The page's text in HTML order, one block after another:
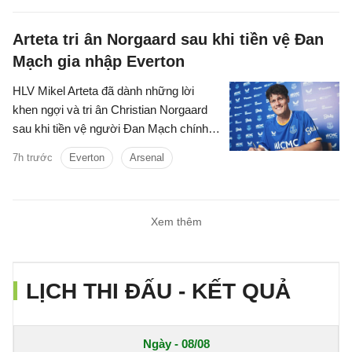
buổi kiểm tra y tế và hoàn tất các thủ tục
còn lại để chuẩn bị cho ra mắt đội bóng
mới.
Arteta tri ân Norgaard sau khi tiền vệ Đan
Mạch gia nhập Everton
HLV Mikel Arteta đã dành những lời
khen ngợi và tri ân Christian Norgaard
sau khi tiền vệ người Đan Mạch chính
thức chia tay Arsenal để chuyển sang
khoác áo Everton trong thương vụ trị giá
7h trước Everton Arsenal
Xem thêm
LỊCH THI ĐẤU - KẾT QUẢ
Ngày - 08/08